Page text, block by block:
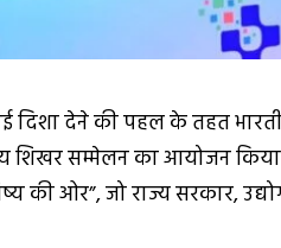
दिशा देने की पहल के तहत
शिखर सम्मेलन का आयोजन
की ओर”, जो राज्य सरकार,